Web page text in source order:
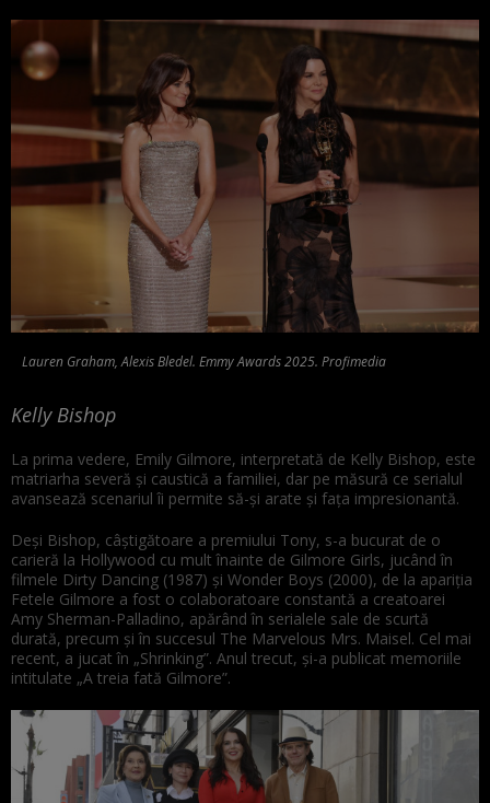
Lauren Graham, Alexis Bledel. Emmy Awards 2025. Profimedia
Kelly Bishop
La prima vedere, Emily Gilmore, interpretată de Kelly Bishop, este
matriarha severă și caustică a familiei, dar pe măsură ce serialul
avansează scenariul îi permite să-și arate și fața impresionantă.
Deși Bishop, câștigătoare a premiului Tony, s-a bucurat de o
carieră la Hollywood cu mult înainte de Gilmore Girls, jucând în
filmele Dirty Dancing (1987) și Wonder Boys (2000), de la apariția
Fetele Gilmore a fost o colaboratoare constantă a creatoarei
Amy Sherman-Palladino, apărând în serialele sale de scurtă
durată, precum și în succesul The Marvelous Mrs. Maisel. Cel mai
recent, a jucat în „Shrinking”. Anul trecut, și-a publicat memoriile
intitulate „A treia fată Gilmore”.